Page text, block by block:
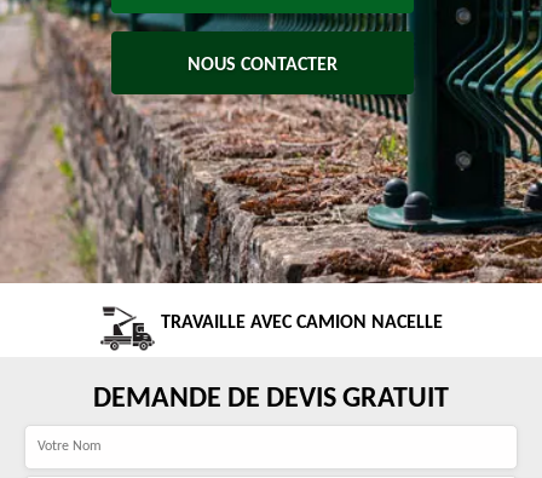
NOUS CONTACTER
TRAVAILLE AVEC CAMION NACELLE
DEMANDE DE DEVIS GRATUIT